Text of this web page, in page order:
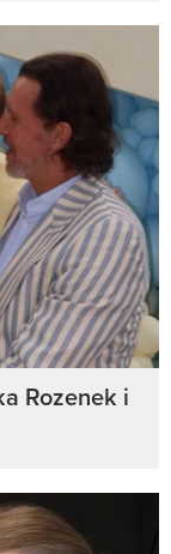
Rozenek i